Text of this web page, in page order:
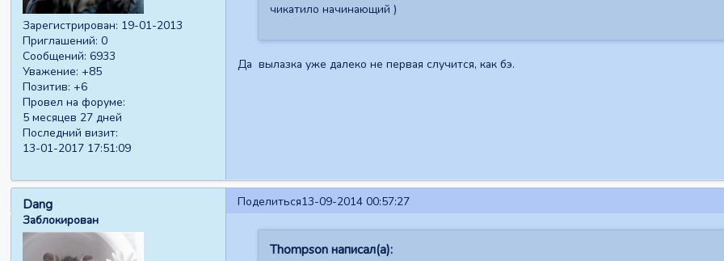
Зарегистрирован: 19-01-2013
Приглашений: 0
Сообщений: 6933
Уважение: +85
Позитив: +6
Провел на форуме:
5 месяцев 27 дней
Последний визит:
13-01-2017 17:51:09
чикатило начинающий )
Да вылазка уже далеко не первая случится, как бэ.
Поделиться13-09-2014 00:57:27
Dang
Заблокирован
Thompson написал(а):